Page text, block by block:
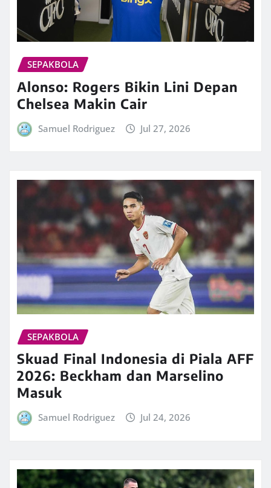
SEPAKBOLA
Alonso: Rogers Bikin Lini Depan
Chelsea Makin Cair
Samuel Rodriguez Jul 27, 2026
SEPAKBOLA
Skuad Final Indonesia di Piala AFF
2026: Beckham dan Marselino
Masuk
Samuel Rodriguez Jul 24, 2026